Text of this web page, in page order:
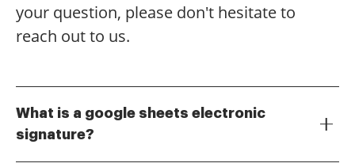
your question, please don't hesitate to
reach out to us.
What is a google sheets electronic
signature?